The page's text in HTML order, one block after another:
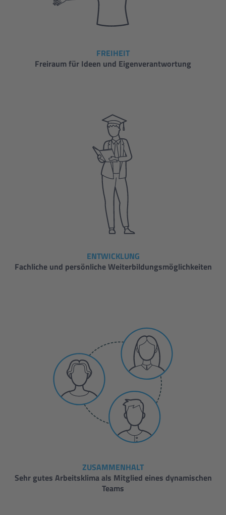
FREIHEIT
Freiraum für Ideen und Eigenverantwortung
ENTWICKLUNG
Fachliche und persönliche Weiterbildungsmöglichkeiten
ZUSAMMENHALT
Sehr gutes Arbeitsklima als Mitglied eines dynamischen
Teams